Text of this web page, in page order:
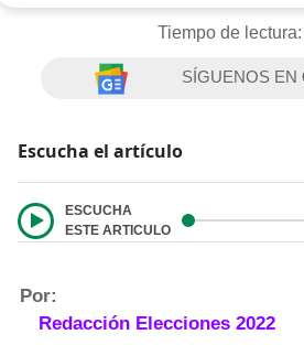
Tiempo de lectura:
SÍGUENOS EN
Escucha el artículo
ESCUCHA
ESTE ARTICULO
Por:
Redacción Elecciones 2022